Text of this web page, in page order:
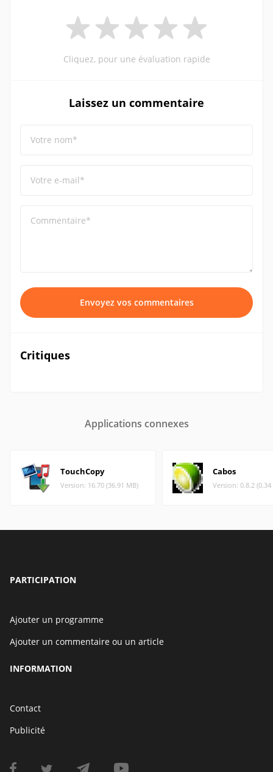
Cliquez, pour une évaluation rapide
Laissez un commentaire
Votre nom*
Votre e-mail*
Commentaire*
Envoyez vos commentaires
Critiques
Applications connexes
TouchCopy
Version: 16.70 (36.91 MB)
Cabos
Version: 0.8.2 (0.34
PARTICIPATION
Ajouter un programme
Ajouter un commentaire ou un article
INFORMATION
Contact
Publicité